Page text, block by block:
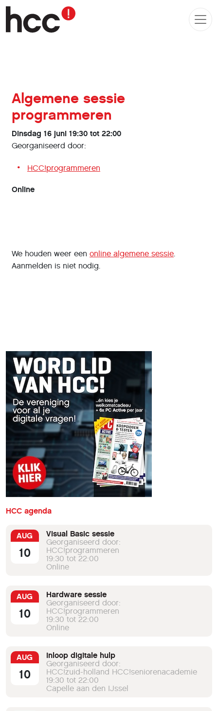
Algemene sessie
programmeren
Dinsdag 16 juni 19:30 tot 22:00
Georganiseerd door:
HCC!programmeren
Online
We houden weer een online algemene sessie.
Aanmelden is niet nodig.
HCC agenda
AUG
10
Visual Basic sessie
Georganiseerd door:
HCC!programmeren
19:30 tot 22:00
Online
AUG
10
Hardware sessie
Georganiseerd door:
HCC!programmeren
19:30 tot 22:00
Online
AUG
10
Inloop digitale hulp
Georganiseerd door:
HCC!zuid-holland HCC!seniorenacademie
19:30 tot 22:00
Capelle aan den IJssel